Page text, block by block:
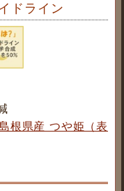
ドライン
根県産 つや姫（表